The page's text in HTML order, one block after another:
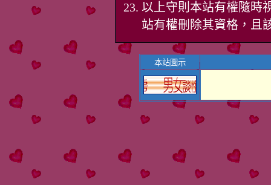
以上守則本站有權隨時
站有權刪除其資格，且
本站圖示